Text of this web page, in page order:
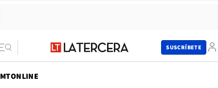
SUSCRÍBETE
MTONLINE